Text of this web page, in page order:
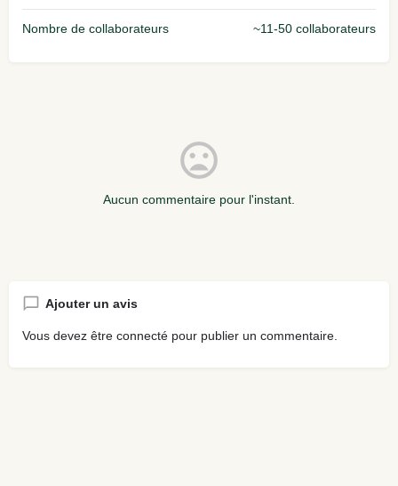
Nombre de collaborateurs ~11-50 collaborateurs
Aucun commentaire pour l'instant.
Ajouter un avis
Vous devez être connecté pour publier un commentaire.